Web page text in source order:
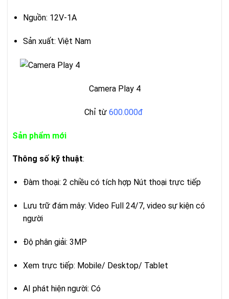
Nguồn: 12V-1A
Sản xuất: Việt Nam
Camera Play 4
Chỉ từ 600.000đ
Sản phẩm mới
Thông số kỹ thuật:
Đàm thoại: 2 chiều có tích hợp Nút thoại trực tiếp
Lưu trữ đám mây: Video Full 24/7, video sự kiện có
người
Độ phân giải: 3MP
Xem trực tiếp: Mobile/ Desktop/ Tablet
AI phát hiện người: Có